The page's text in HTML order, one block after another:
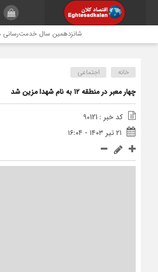
شانزدهمین سال خدمت‌رسانی
خانه اجتماعی
چهار معبر در منطقه ۱۲ به نام شهدا مزین شد
کد خبر : 90121
۲۱ تیر ۱۴۰۳ - ۱۶:۰۴